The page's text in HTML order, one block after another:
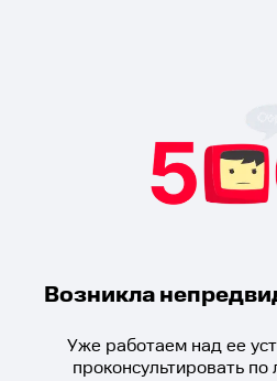
Возникла
Уже работаем над ее
проконсультировать